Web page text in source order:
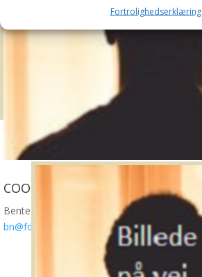
Fortrolighedserklæring
COOP Skolekontakten
Bente Svane Nielsen
bn@fdb.dk